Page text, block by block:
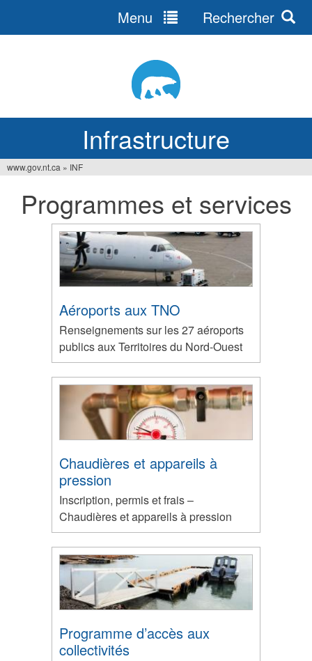
Infrastructure
Menu Rechercher
êtes
www.gov.nt.ca » INF
Programmes et services
Aéroports aux TNO
Renseignements sur les 27 aéroports
publics aux Territoires du Nord-Ouest
Chaudières et appareils à
pression
Inscription, permis et frais –
Chaudières et appareils à pression
Programme d’accès aux
collectivités